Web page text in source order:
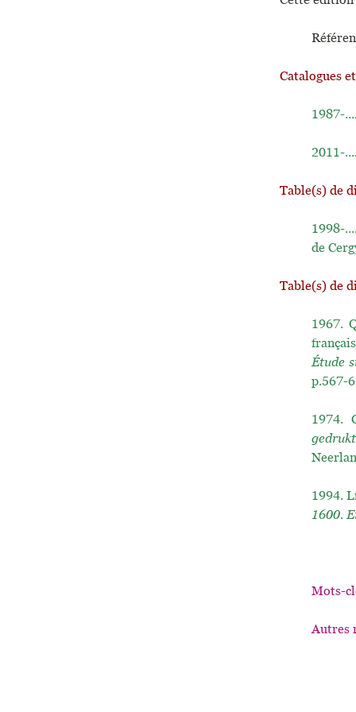
Catalogues
1987-
2011-
Table(s) de
1998-
de
Table(s) de
1967.
Étude
p.567-
1974.
1994.
1600.
Mots-
Autres